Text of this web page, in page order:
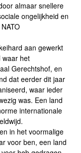
almaar snellere
ongelijkheid en
aan gewerkt
waar het
Gerechtshof, en
dat eerder dit jaar
waar ieder
was. Een land
internationale
in het voormalige
voor ben, een land